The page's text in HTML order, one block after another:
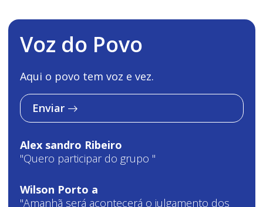
Voz do Povo
Aqui o povo tem voz e vez.
Enviar
Alex sandro Ribeiro
"Quero participar do grupo "
Wilson Porto a
"Amanhã será acontecerá o julgamento dos